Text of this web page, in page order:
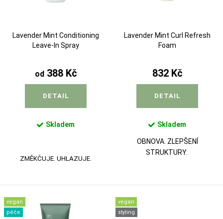
Lavender Mint Conditioning
Leave-In Spray
od388 Kč
DETAIL
Skladem
ZMĚKČUJE. UHLAZUJE.
Lavender Mint Curl Refresh
Foam
832 Kč
DETAIL
Skladem
OBNOVA. ZLEPŠENÍ
STRUKTURY.
vegan
péče
vegan
styling